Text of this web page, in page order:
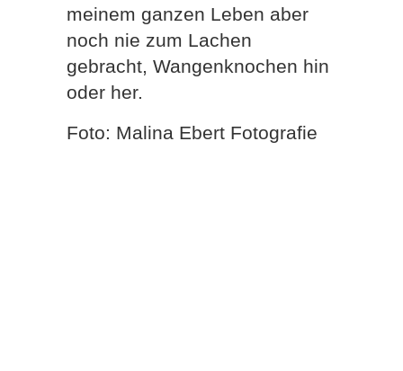
meinem ganzen Leben aber
noch nie zum Lachen
gebracht, Wangenknochen hin
oder her.
Foto: Malina Ebert Fotografie